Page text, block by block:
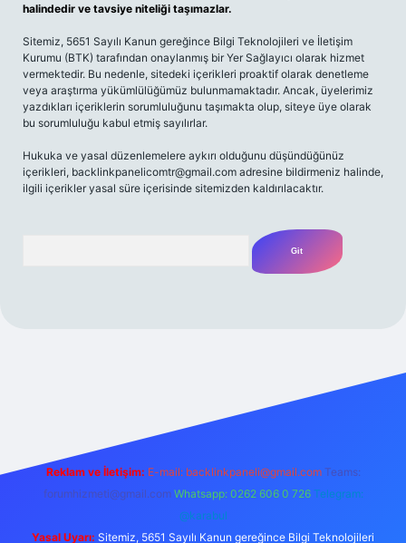
halindedir ve tavsiye niteliği taşımazlar.
Sitemiz, 5651 Sayılı Kanun gereğince Bilgi Teknolojileri ve İletişim
Kurumu (BTK) tarafından onaylanmış bir Yer Sağlayıcı olarak hizmet
vermektedir. Bu nedenle, sitedeki içerikleri proaktif olarak denetleme
veya araştırma yükümlülüğümüz bulunmamaktadır. Ancak, üyelerimiz
yazdıkları içeriklerin sorumluluğunu taşımakta olup, siteye üye olarak
bu sorumluluğu kabul etmiş sayılırlar.
Hukuka ve yasal düzenlemelere aykırı olduğunu düşündüğünüz
içerikleri, backlinkpanelicomtr@gmail.com adresine bildirmeniz halinde,
ilgili içerikler yasal süre içerisinde sitemizden kaldırılacaktır.
Reklam ve İletişim: E-mail: backlinkpaneli@gmail.com Teams:
forumhizmeti@gmail.com Whatsapp: 0262 606 0 726 Telegram:
@karabul
Yasal Uyarı: Sitemiz, 5651 Sayılı Kanun gereğince Bilgi Teknolojileri